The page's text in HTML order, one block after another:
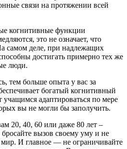
связи на протяжении всей
когнитивные функции
это не означает, что
самом деле, при надлежащих
достигать примерно тех же
люди.
тем больше опыта у вас за
богатый когнитивный
учащимся адаптироваться по мере
вы не могли бы заполучить.
20, 40, 60 или даже 80 лет –
вызов своему уму и не
мир. И главное — не ограничивайте